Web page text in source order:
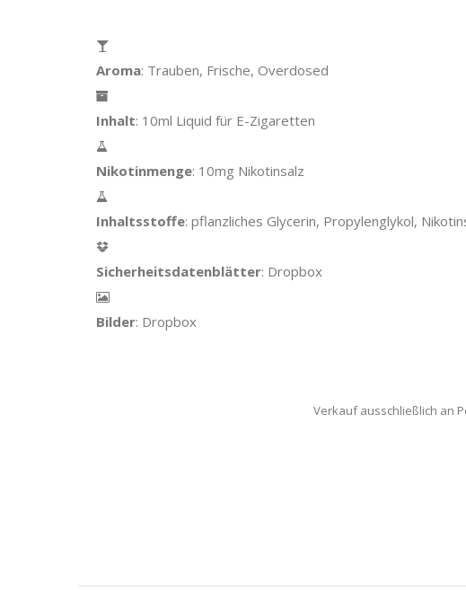
Aroma: Trauben, Frische, Overdosed
Inhalt: 10ml Liquid für E-Zigaretten
Nikotinmenge: 10mg Nikotinsalz
Inhaltsstoffe: pflanzliches Glycerin, Propylenglykol,
Sicherheitsdatenblätter: Dropbox
Bilder: Dropbox
Verkauf ausschließlich an